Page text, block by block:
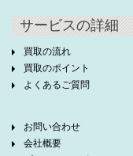
サービスの詳細
買取の流れ
買取のポイント
よくあるご質問
お問い合わせ
会社概要